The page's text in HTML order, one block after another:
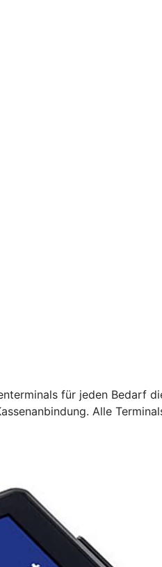
für jeden Bedarf
Alle